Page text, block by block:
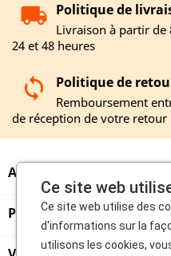
Politique de
Livraison à partir de
24 et 48 heures
Politique de
Remboursement
de réception de votre retour
A PROPOS
PRODUITS
Ce site web
Ce site web utilise des
d'informations sur la
utilisons les cookies,